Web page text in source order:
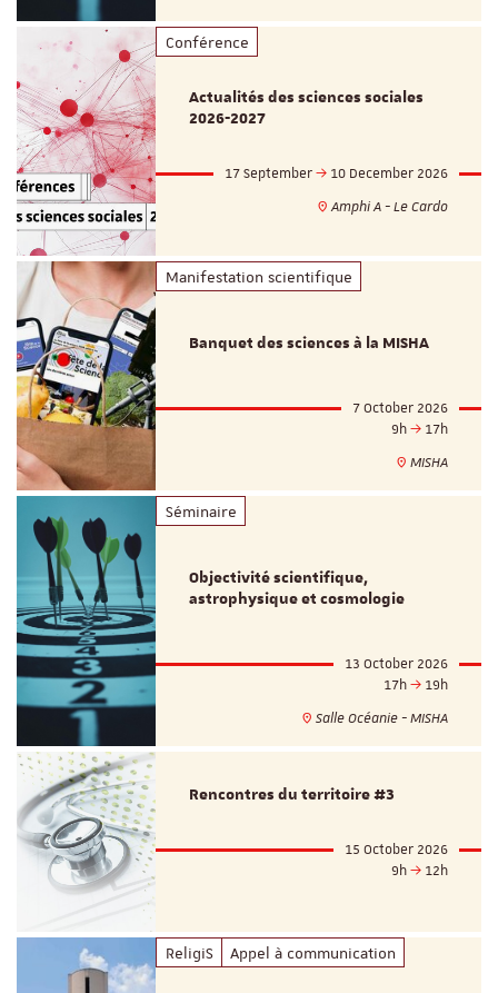
Conférence
Actualités des sciences sociales
2026-2027
17 September
10 December 2026
Amphi A - Le Cardo
Manifestation scientifique
Banquet des sciences à la MISHA
7 October 2026
9h
17h
MISHA
Séminaire
Objectivité scientifique,
astrophysique et cosmologie
13 October 2026
17h
19h
Salle Océanie - MISHA
Rencontres du territoire #3
15 October 2026
9h
12h
ReligiS Appel à communication